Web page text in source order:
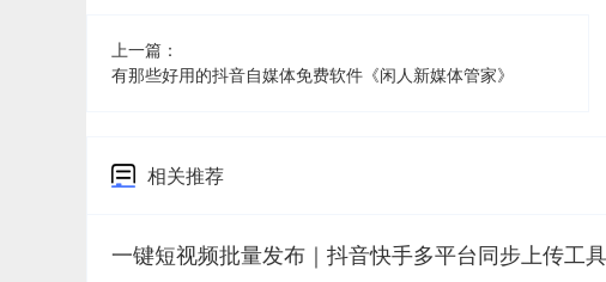
上一篇：
有那些好用的抖音自媒体免费软件《闲人新媒体管家》
相关推荐
一键短视频批量发布｜抖音快手多平台同步上传工